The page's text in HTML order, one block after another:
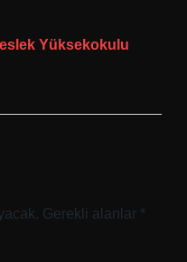
Yüksekokulu
Gerekli alanlar *